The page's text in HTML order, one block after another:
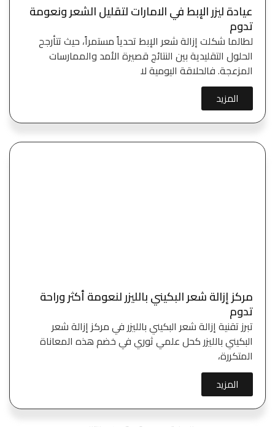
عيادة ليزر الإبط في الامارات لتقليل الشعر ونعومة
تدوم
لطالما شكلت إزالة شعر الإبط تحدياً مستمراً، حيث تتأرجح
الحلول التقليدية بين النتائج قصيرة الأمد والممارسات
المزعجة. فالحلاقة اليومية لا
المزيد
مركز إزالة شعر البكيني بالليزر لنعومة أكثر وراحة
تدوم
تبرز تقنية إزالة شعر البكيني بالليزر في مركز إزالة شعر
البكيني بالليزر كحل علمي ثوري في خضم هذه المعاناة
المتكررة،
المزيد